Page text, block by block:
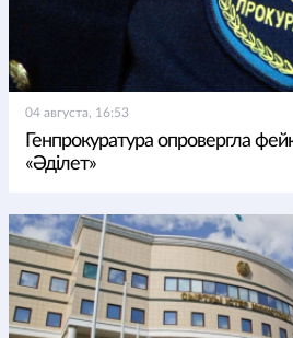
04 августа, 16:53
Генпрокуратура опровергла
«Әділет»